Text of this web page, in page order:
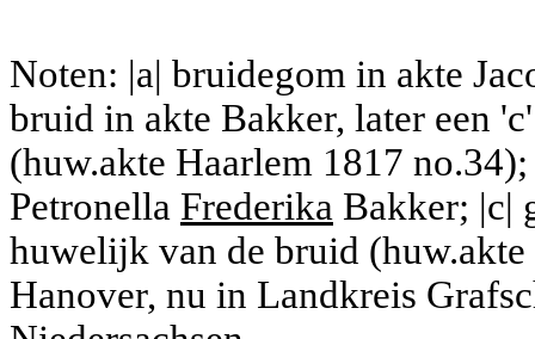
Noten: |a| bruidegom in akte
bruid in akte Bakker, later een
(huw.akte Haarlem 1817
Petronella Frederika Bakker; |c|
huwelijk van de bruid
Hanover, nu in Landkreis